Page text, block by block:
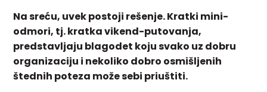
Na sreću, uvek postoji rešenje. Kratki mini-
odmori, tj. kratka vikend-putovanja,
predstavljaju blagodet koju svako uz dobru
organizaciju i nekoliko dobro osmišljenih
štednih poteza može sebi priuštiti.